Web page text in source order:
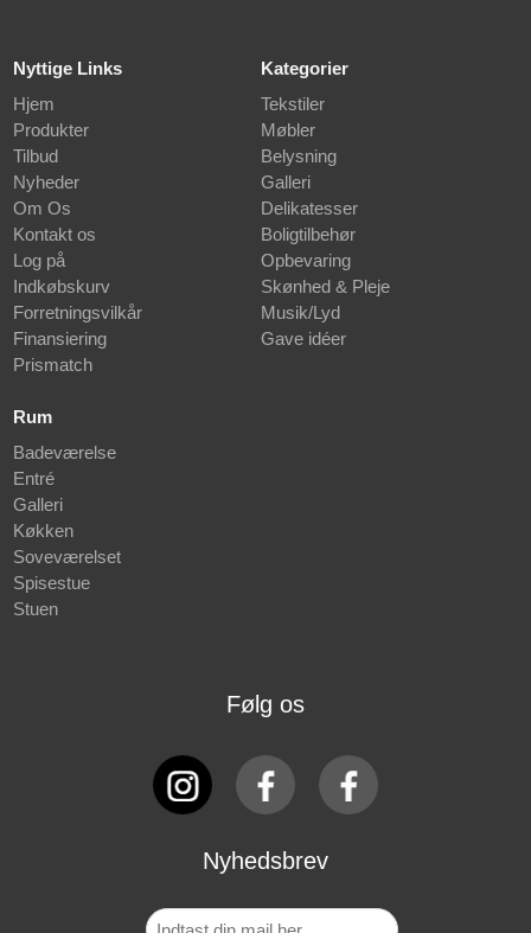
Nyttige Links
Hjem
Produkter
Tilbud
Nyheder
Om Os
Kontakt os
Log på
Indkøbskurv
Forretningsvilkår
Finansiering
Prismatch
Kategorier
Tekstiler
Møbler
Belysning
Galleri
Delikatesser
Boligtilbehør
Opbevaring
Skønhed & Pleje
Musik/Lyd
Gave idéer
Rum
Badeværelse
Entré
Galleri
Køkken
Soveværelset
Spisestue
Stuen
Følg os
Nyhedsbrev